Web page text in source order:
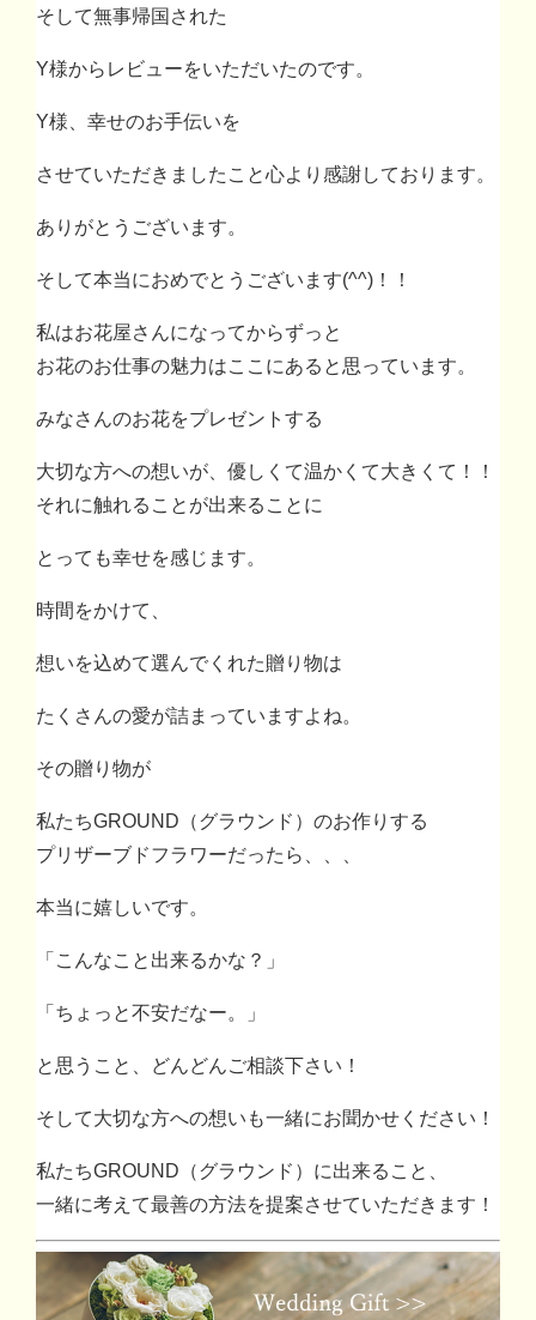
そして無事帰国された
Y様からレビューをいただいたのです。
Y様、幸せのお手伝いを
させていただきましたこと心より感謝しております。
ありがとうございます。
そして本当におめでとうございます(^^)！！
私はお花屋さんになってからずっと
お花のお仕事の魅力はここにあると思っています。
みなさんのお花をプレゼントする
大切な方への想いが、優しくて温かくて大きくて！！
それに触れることが出来ることに
とっても幸せを感じます。
時間をかけて、
想いを込めて選んでくれた贈り物は
たくさんの愛が詰まっていますよね。
その贈り物が
私たちGROUND（グラウンド）のお作りする
プリザーブドフラワーだったら、、、
本当に嬉しいです。
「こんなこと出来るかな？」
「ちょっと不安だなー。」
と思うこと、どんどんご相談下さい！
そして大切な方への想いも一緒にお聞かせください！
私たちGROUND（グラウンド）に出来ること、
一緒に考えて最善の方法を提案させていただきます！